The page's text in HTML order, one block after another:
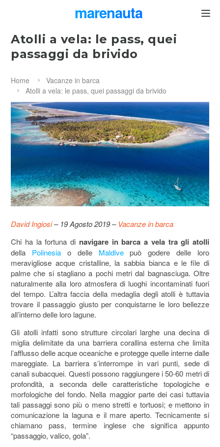
marenauta
Atolli a vela: le pass, quei
passaggi da brivido
Home
Vacanze in barca
Atolli a vela: le pass, quei passaggi da brivido
David Ingiosi– 19 Agosto 2019 – Vacanze in barca
Chi ha la fortuna di navigare in barca a vela tra gli atolli
della Polinesiao delle Maldivepuò godere delle loro
meravigliose acque cristalline, la sabbia bianca e le file di
palme che si stagliano a pochi metri dal bagnasciuga. Oltre
naturalmente alla loro atmosfera di luoghi incontaminati fuori
del tempo. L’altra faccia della medaglia degli atolli è tuttavia
trovare il passaggio giusto per conquistarne le loro bellezze
all’interno delle loro lagune.
Gli atolli infatti sono strutture circolari larghe una decina di
miglia delimitate da una barriera corallina esterna che limita
l’afflusso delle acque oceaniche e protegge quelle interne dalle
mareggiate. La barriera s’interrompe in vari punti, sede di
canali subacquei. Questi possono raggiungere i 50-60 metri di
profondità, a seconda delle caratteristiche topologiche e
morfologiche del fondo. Nella maggior parte dei casi tuttavia
tali passaggi sono più o meno stretti e tortuosi; e mettono in
comunicazione la laguna e il mare aperto. Tecnicamente si
chiamano pass, termine inglese che significa appunto
“passaggio, valico, gola”.